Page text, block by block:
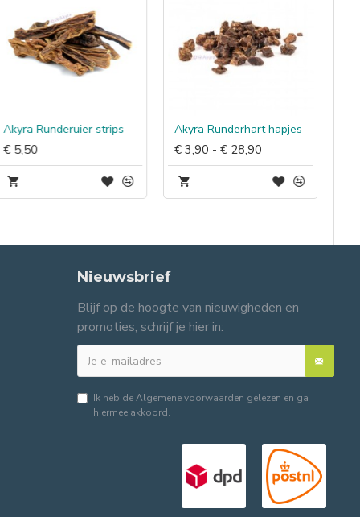
Akyra Runderuier strips
€ 5,50
Akyra Runderhart hapjes
€ 3,90 - € 28,90
Nieuwsbrief
Blijf op de hoogte van nieuwigheden en
promoties, schrijf je hier in:
Ik heb deAlgemene voorwaarden gelezen en ga
hiermee akkoord.